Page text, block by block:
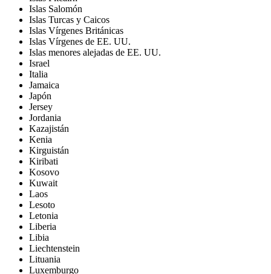
Islas Salomón
Islas Turcas y Caicos
Islas Vírgenes Británicas
Islas Vírgenes de EE. UU.
Islas menores alejadas de EE. UU.
Israel
Italia
Jamaica
Japón
Jersey
Jordania
Kazajistán
Kenia
Kirguistán
Kiribati
Kosovo
Kuwait
Laos
Lesoto
Letonia
Liberia
Libia
Liechtenstein
Lituania
Luxemburgo